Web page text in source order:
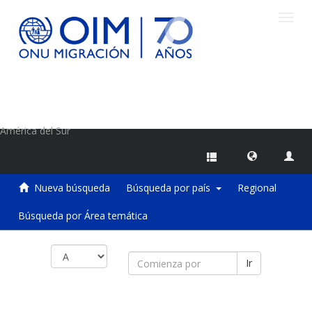
América del Sur
Nueva búsqueda Búsqueda por país Regional
Búsqueda por Área temática
Ir